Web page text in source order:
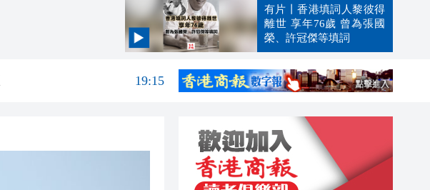
有片丨香港填詞人黎彼得
離世 享年76歲 曾為張國
榮、許冠傑等填詞
19:33
19:15